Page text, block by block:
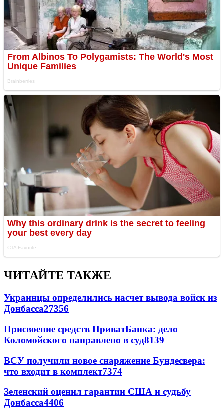
ЧИТАЙТЕ ТАКЖЕ
Украинцы определились насчет вывода войск из
Донбасса27356
Присвоение средств ПриватБанка: дело
Коломойского направлено в суд8139
ВСУ получили новое снаряжение Бундесвера:
что входит в комплект7374
Зеленский оценил гарантии США и судьбу
Донбасса4406